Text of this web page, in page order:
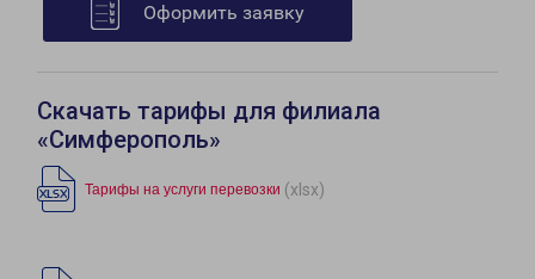
Оформить заявку
Скачать тарифы для филиала
«Симферополь»
Тарифы на услуги перевозки (xlsx)